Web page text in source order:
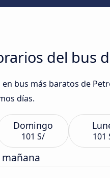
del bus
bus más baratos de
días.
Domingo
101 S/ 101